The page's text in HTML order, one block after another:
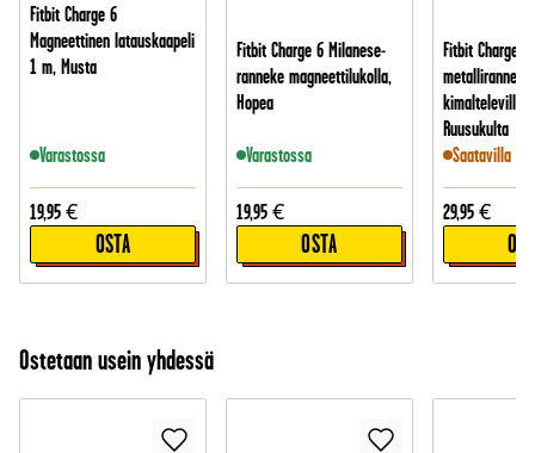
Fitbit Charge 6
Magneettinen latauskaapeli
1 m, Musta
Varastossa
19,95 €
OSTA
Fitbit Charge 6 Milanese-
ranneke magneettilukolla,
Hopea
Varastossa
19,95 €
OSTA
Fitbit Charge 6
metalliranneke
kimaltelevilla
Ruusukulta
Saatavilla
29,95 €
Ostetaan usein yhdessä